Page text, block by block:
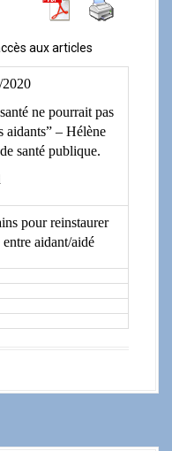
aux articles
2020
ne pourrait pas
aidants” – Hélène
santé publique.
pour reinstaurer
aidant/aidé